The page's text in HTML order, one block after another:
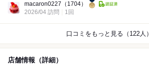
macaron0227 （1704）
2026/04 訪問
1回
口コミをもっと見る（122人）
店舗情報（詳細）